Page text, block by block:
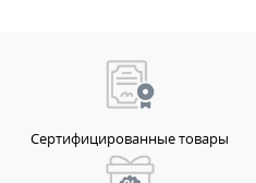
Сертифицированные товары